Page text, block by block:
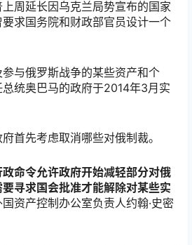
周延长因乌克兰局势宣布的国家
求国务院和财政部官员设计一个
与俄罗斯战争的某些资产和个
统奥巴马的政府于2014年3月实
首先考虑取消哪些对俄制裁。
命令允许政府开始减轻部分对俄
寻求国会批准才能解除对某些实
资产控制办公室负责人约翰·史密